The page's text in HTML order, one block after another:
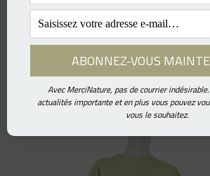
Avec MerciNature, pas de courrier
actualités importante et en plus vous pouvez
vous le souhaitez.